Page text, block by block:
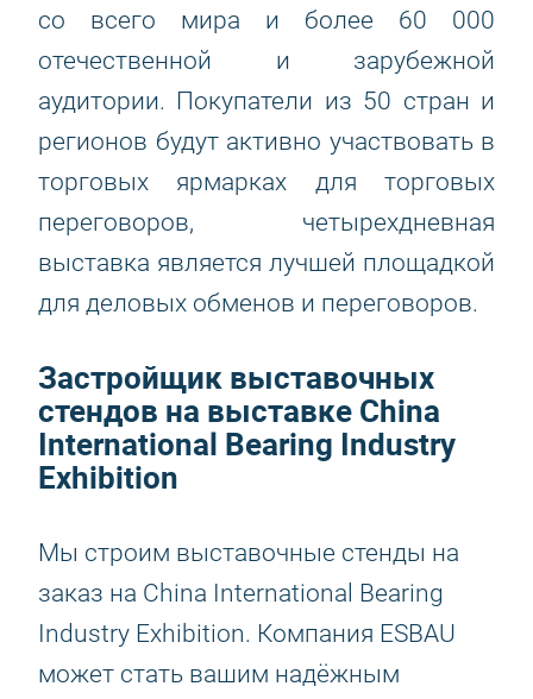
со всего мира и более 60 000
отечественной и зарубежной
аудитории. Покупатели из 50 стран и
регионов будут активно участвовать в
торговых ярмарках для торговых
переговоров, четырехдневная
выставка является лучшей площадкой
для деловых обменов и переговоров.
Застройщик выставочных
стендов на выставке China
International Bearing Industry
Exhibition
Мы строим выставочные стенды на
заказ на China International Bearing
Industry Exhibition. Компания ESBAU
может стать вашим надёжным